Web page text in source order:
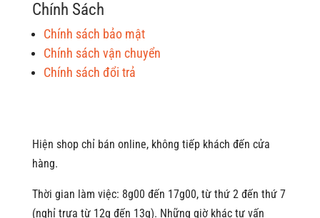
Chính Sách
Chính sách bảo mật
Chính sách vận chuyển
Chính sách đổi trả
Hiện shop chỉ bán online, không tiếp khách đến cửa
hàng.
Thời gian làm việc: 8g00 đến 17g00, từ thứ 2 đến thứ 7
(nghỉ trưa từ 12g đến 13g). Những giờ khác tư vấn